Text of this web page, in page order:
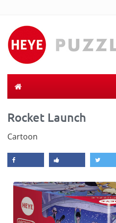
Rocket Launch
Cartoon